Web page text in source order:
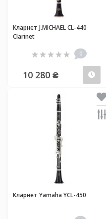
Кларнет J.MICHAEL CL-440
Clarinet
0
10 280 ₴
Кларнет Yamaha YCL-450